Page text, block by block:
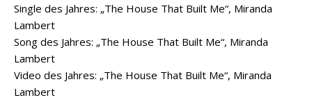
Single des Jahres: „The House That Built Me“, Miranda
Lambert
Song des Jahres: „The House That Built Me“, Miranda
Lambert
Video des Jahres: „The House That Built Me“, Miranda
Lambert